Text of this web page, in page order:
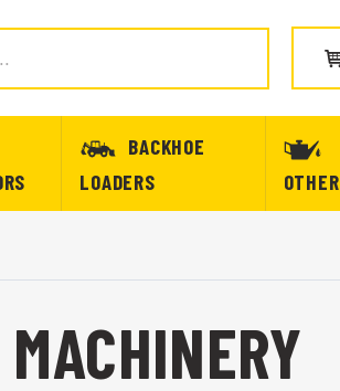
BACKHOE
LOADERS
OTHER